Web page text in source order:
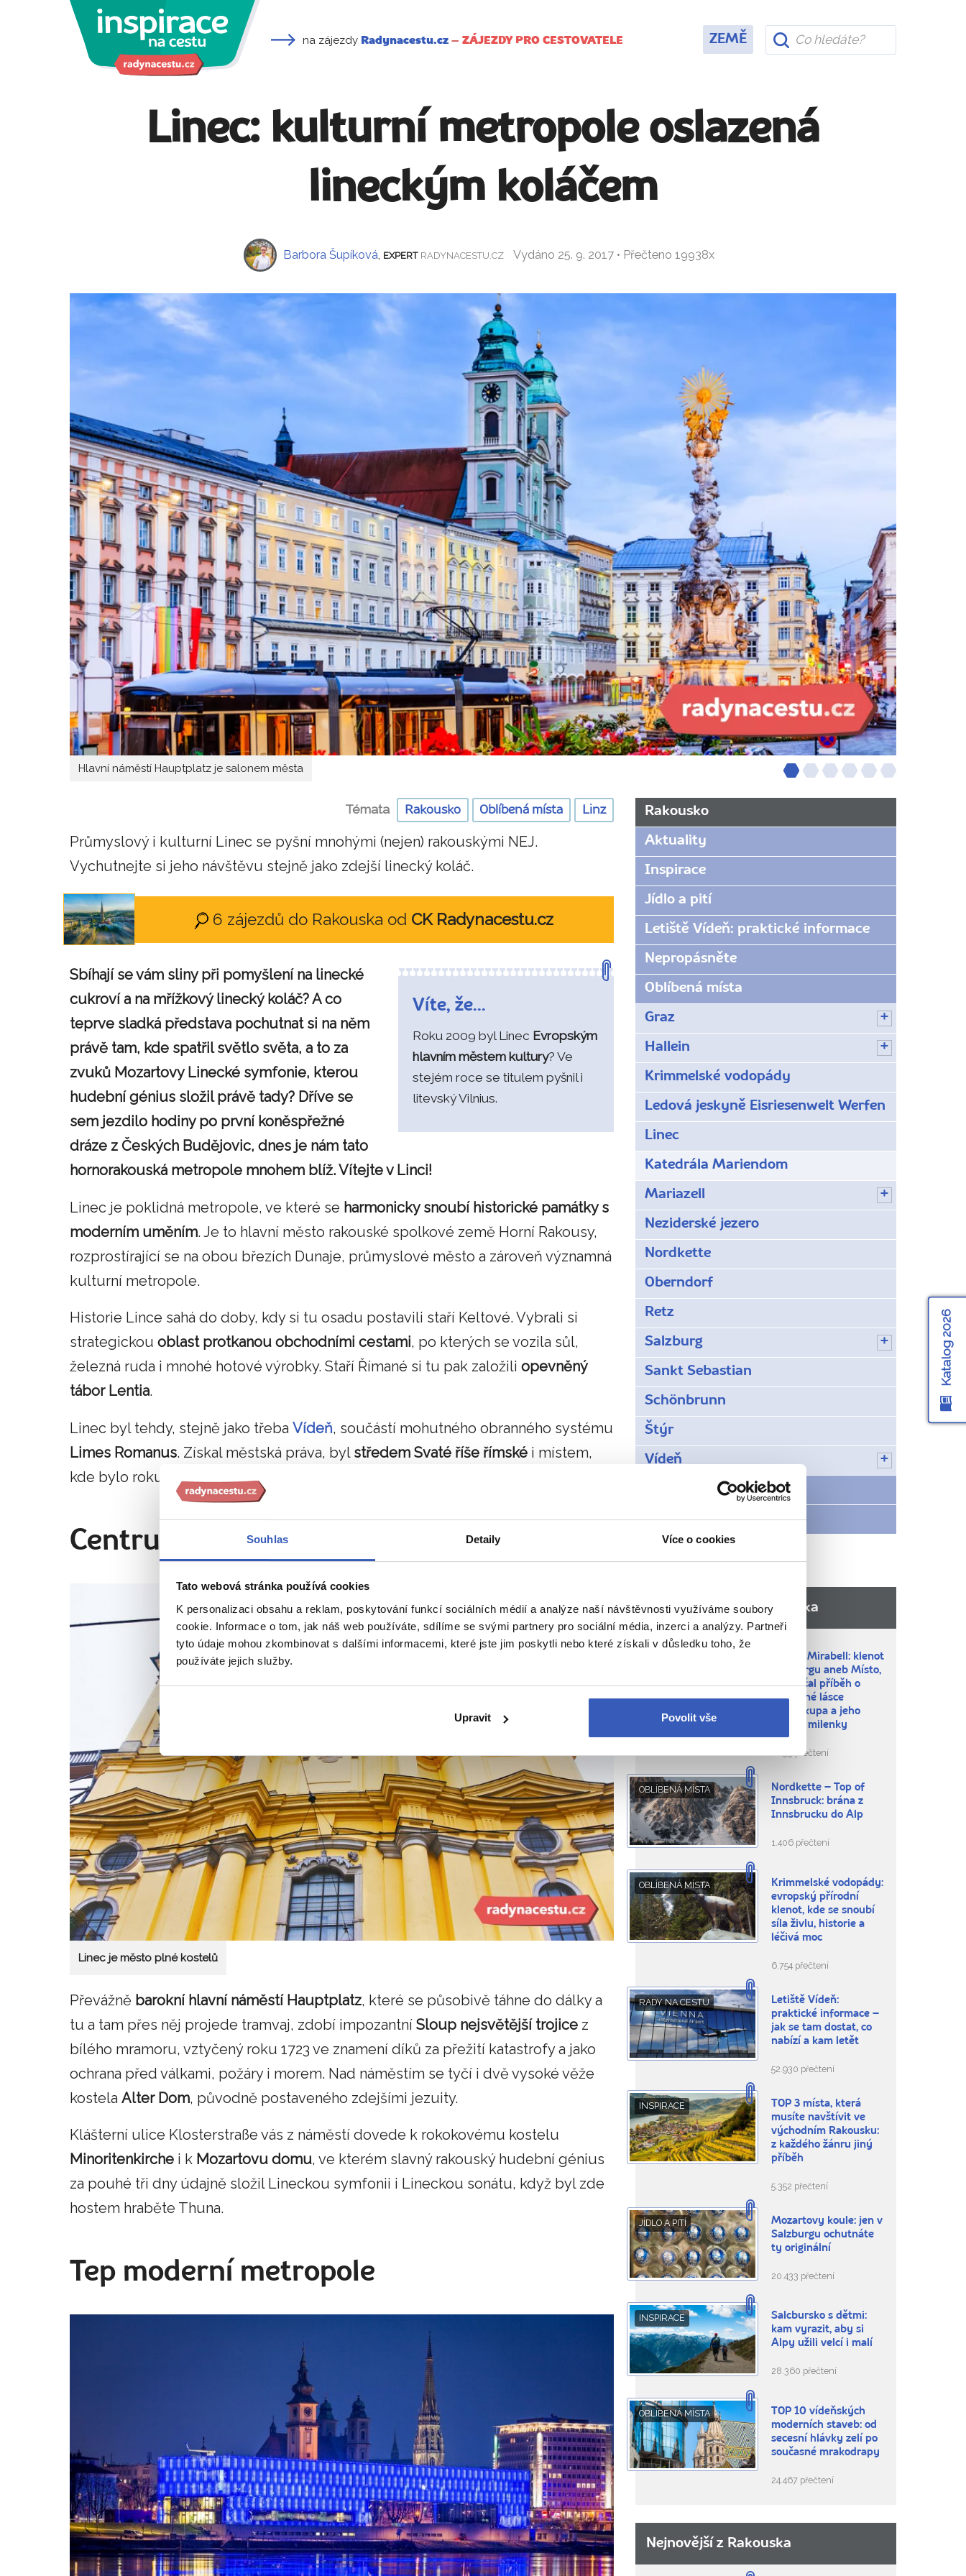
Souhlas Detaily Více o cookies
Tato webová stránka používá cookies
K personalizaci obsahu a reklam, poskytování funkcí sociálních médií a analýze naší návštěvnosti využíváme soubory
cookie. Informace o tom, jak náš web používáte, sdílíme se svými partnery pro sociální média, inzerci a analýzy. Partneři
tyto údaje mohou zkombinovat s dalšími informacemi, které jste jim poskytli nebo které získali v důsledku toho, že
používáte jejich služby.
Upravit Povolit vše
na zájezdy Radynacestu.cz – ZÁJEZDY PRO CESTOVATELE ZEMĚ
Linec: kulturní metropole oslazená
lineckým koláčem
Barbora Šupíková, EXPERT RADYNACESTU.CZ Vydáno 25. 9. 2017 • Přečteno 19938x
Hlavní náměstí Hauptplatz je salonem města
Témata Rakousko Oblíbená místa Linz
Průmyslový i kulturní Linec se pyšní mnohými (nejen) rakouskými NEJ.
Vychutnejte si jeho návštěvu stejně jako zdejší linecký koláč.
6 zájezdů do Rakouska od CK Radynacestu.cz
Víte, že...
Roku 2009 byl Linec Evropským
hlavním městem kultury? Ve
stejém roce se titulem pyšnil i
litevský Vilnius.
Sbíhají se vám sliny při pomyšlení na linecké
cukroví a na mřížkový linecký koláč? A co
teprve sladká představa pochutnat si na něm
právě tam, kde spatřil světlo světa, a to za
zvuků Mozartovy Linecké symfonie, kterou
hudební génius složil právě tady? Dříve se
sem jezdilo hodiny po první koněspřežné
dráze z Českých Budějovic, dnes je nám tato
hornorakouská metropole mnohem blíž. Vítejte v Linci!
Linec je poklidná metropole, ve které se harmonicky snoubí historické památky s
moderním uměním. Je to hlavní město rakouské spolkové země Horní Rakousy,
rozprostírající se na obou březích Dunaje, průmyslové město a zároveň významná
kulturní metropole.
Historie Lince sahá do doby, kdy si tu osadu postavili staří Keltové. Vybrali si
strategickou oblast protkanou obchodními cestami, po kterých se vozila sůl,
železná ruda i mnohé hotové výrobky. Staří Římané si tu pak založili opevněný
tábor Lentia.
Linec byl tehdy, stejně jako třeba Vídeň, součástí mohutného obranného systému
Limes Romanus. Získal městská práva, byl středem Svaté říše římské i místem,
kde bylo roku 1785 ustanoveno
Centrum dýchá historií
Linec je město plné kostelů
Převážně barokní hlavní náměstí Hauptplatz, které se působivě táhne do dálky a
tu a tam přes něj projede tramvaj, zdobí impozantní Sloup nejsvětější trojice z
bílého mramoru, vztyčený roku 1723 ve znamení díků za přežití katastrofy a jako
ochrana před válkami, požáry i morem. Nad náměstím se tyčí i dvě vysoké věže
kostela Alter Dom, původně postaveného zdejšími jezuity.
Klášterní ulice Klosterstraße vás z náměstí dovede k rokokovému kostelu
Minoritenkirche i k Mozartovu domu, ve kterém slavný rakouský hudební génius
za pouhé tři dny údajně složil Lineckou symfonii i Lineckou sonátu, když byl zde
hostem hraběte Thuna.
Tep moderní metropole
Rakousko
Aktuality
Inspirace
Jídlo a pití
Letiště Vídeň: praktické informace
Nepropásněte
Oblíbená místa
Graz
Hallein
Krimmelské vodopády
Ledová jeskyně Eisriesenwelt Werfen
Linec
Katedrála Mariendom
Mariazell
Neziderské jezero
Nordkette
Oberndorf
Retz
Salzburg
Sankt Sebastian
Schönbrunn
Štýr
Vídeň
Počasí v Rakousku
Víte, že...
Doporučujeme z Rakouska
Zámek Mirabell: klenot
Salzburgu aneb Místo,
kde začal příběh o
zakázané lásce
arcibiskupa a jeho
plodné milenky
2.193 přečtení
OBLÍBENÁ MÍSTA
Nordkette – Top of
Innsbruck: brána z
Innsbrucku do Alp
1.406 přečtení
OBLÍBENÁ MÍSTA
Krimmelské vodopády:
evropský přírodní
klenot, kde se snoubí
síla živlu, historie a
léčivá moc
6.754 přečtení
RADY NA CESTU
Letiště Vídeň:
praktické informace –
jak se tam dostat, co
nabízí a kam letět
52.930 přečtení
INSPIRACE
TOP 3 místa, která
musíte navštívit ve
východním Rakousku:
z každého žánru jiný
příběh
5.352 přečtení
JÍDLO A PITÍ
Mozartovy koule: jen v
Salzburgu ochutnáte
ty originální
20.433 přečtení
INSPIRACE
Salcbursko s dětmi:
kam vyrazit, aby si
Alpy užili velcí i malí
28.360 přečtení
OBLÍBENÁ MÍSTA
TOP 10 vídeňských
moderních staveb: od
secesní hlávky zelí po
současné mrakodrapy
24.467 přečtení
Nejnovější z Rakouska
Katalog 2026